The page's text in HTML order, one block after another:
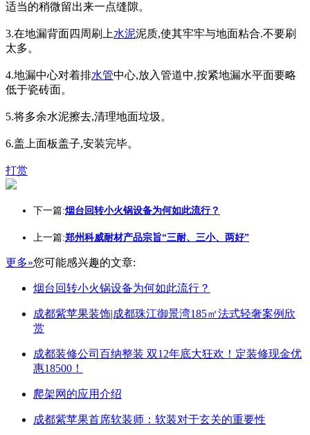
适当的稍微留出来一点缝隙。
3.在地漏背面四周刷上水泥泥质,使其牢牢与地面粘合.不要刷
太多。
4.地漏中心对着排水管中心,放入管道中,按紧地漏水平面要略
低于瓷砖面。
5.将多余水泥擦去,清理地面垃圾。
6.盖上面板盖子,安装完毕。
打赏
下一篇:烟台回转小火锅设备为何如此流行？
上一篇:郑州科威耐材产品宗旨“三耐、三小、两好”
更多»您可能感兴趣的文章:
烟台回转小火锅设备为何如此流行？
成都紫苹果装饰|成都珠江御景湾185㎡法式轻奢案例欣
赏
成都装修公司百纳整装 双12年底大狂欢！定装修现金优
惠18500！
爬架网的应用介绍
成都紫苹果首席软装师：软装对于玄关的重要性